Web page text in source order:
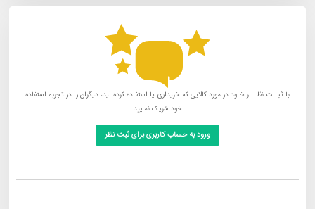
با ثبــت نظـــر خـود در مورد کالایی که خریداری یا استفاده کرده اید، دیگران را در تجربه استفاده
خود شریک نمایید
ورود به حساب کاربری برای ثبت نظر